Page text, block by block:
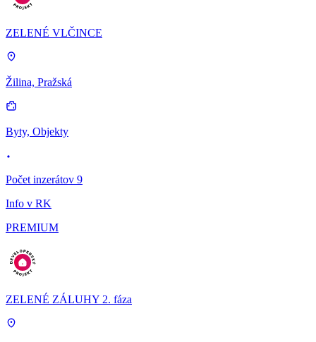
ZELENÉ VLČINCE
Žilina, Pražská
Byty, Objekty
Počet inzerátov 9
Info v RK
PREMIUM
ZELENÉ ZÁLUHY 2. fáza